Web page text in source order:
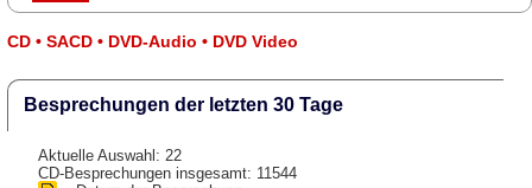
CD • SACD • DVD-Audio • DVD Video
Besprechungen der letzten 30 Tage
Aktuelle Auswahl: 22
CD-Besprechungen insgesamt: 11544